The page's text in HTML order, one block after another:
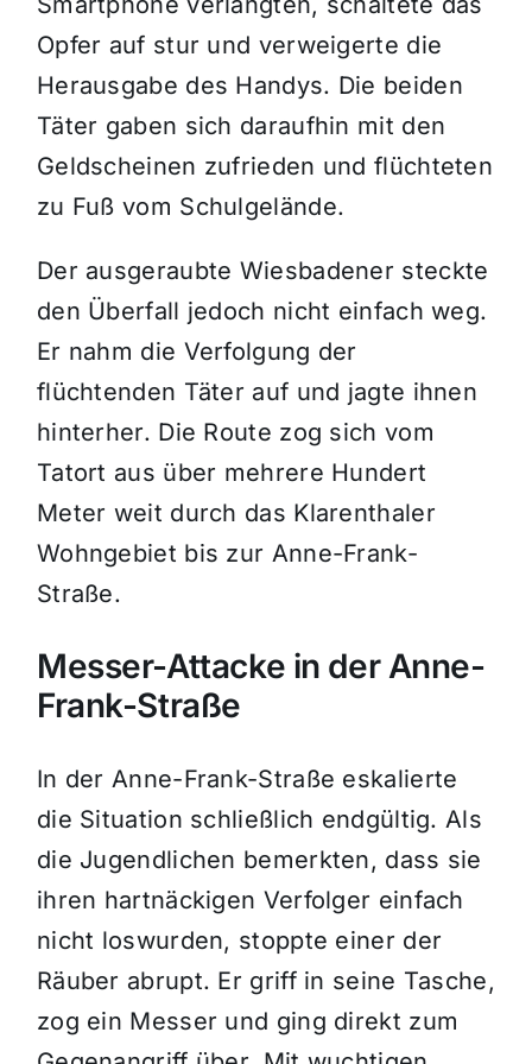
Opfer auf stur und verweigerte die
Herausgabe des Handys. Die beiden
Täter gaben sich daraufhin mit den
Geldscheinen zufrieden und flüchteten
zu Fuß vom Schulgelände.
Der ausgeraubte Wiesbadener steckte
den Überfall jedoch nicht einfach weg.
Er nahm die Verfolgung der
flüchtenden Täter auf und jagte ihnen
hinterher. Die Route zog sich vom
Tatort aus über mehrere Hundert
Meter weit durch das Klarenthaler
Wohngebiet bis zur Anne-Frank-
Straße.
Messer-Attacke in der Anne-
Frank-Straße
In der Anne-Frank-Straße eskalierte
die Situation schließlich endgültig. Als
die Jugendlichen bemerkten, dass sie
ihren hartnäckigen Verfolger einfach
nicht loswurden, stoppte einer der
Räuber abrupt. Er griff in seine Tasche,
zog ein Messer und ging direkt zum